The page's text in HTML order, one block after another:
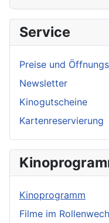
Service
Preise und
Newsletter
Kinogutscheine
Kartenreservierung
Kinoprogramm
Filme im